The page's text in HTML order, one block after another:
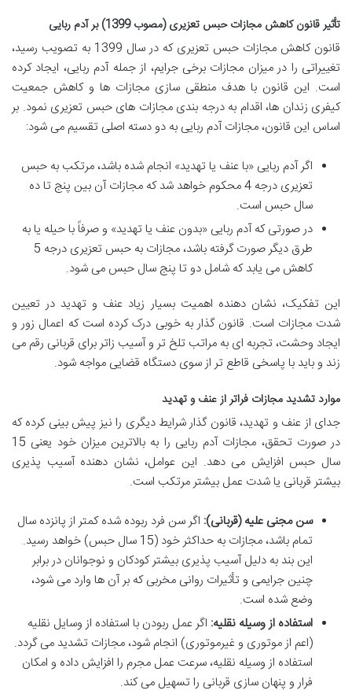
تأثیر قانون کاهش مجازات حبس تعزیری (مصوب 1399) بر آدم ربایی
قانون کاهش مجازات حبس تعزیری که در سال 1399 به تصویب رسید،
تغییراتی را در میزان مجازات برخی جرایم، از جمله آدم ربایی، ایجاد کرده
است. این قانون با هدف منطقی سازی مجازات ها و کاهش جمعیت
کیفری زندان ها، اقدام به درجه بندی مجازات های حبس تعزیری نمود. بر
اساس این قانون، مجازات آدم ربایی به دو دسته اصلی تقسیم می شود:
اگر آدم ربایی «با عنف یا تهدید» انجام شده باشد، مرتکب به حبس
تعزیری درجه 4 محکوم خواهد شد که مجازات آن بین پنج تا ده
سال حبس است.
در صورتی که آدم ربایی «بدون عنف یا تهدید» و صرفاً با حیله یا به
طرق دیگر صورت گرفته باشد، مجازات به حبس تعزیری درجه 5
کاهش می یابد که شامل دو تا پنج سال حبس می شود.
این تفکیک، نشان دهنده اهمیت بسیار زیاد عنف و تهدید در تعیین
شدت مجازات است. قانون گذار به خوبی درک کرده است که اعمال زور و
ایجاد وحشت، تجربه ای به مراتب تلخ تر و آسیب زاتر برای قربانی رقم می
زند و باید با پاسخی قاطع تر از سوی دستگاه قضایی مواجه شود.
موارد تشدید مجازات فراتر از عنف و تهدید
جدای از عنف و تهدید، قانون گذار شرایط دیگری را نیز پیش بینی کرده که
در صورت تحقق، مجازات آدم ربایی را به بالاترین میزان خود یعنی 15
سال حبس افزایش می دهد. این عوامل، نشان دهنده آسیب پذیری
بیشتر قربانی یا شدت عمل بیشتر مرتکب است.
سن مجنی علیه (قربانی): اگر سن فرد ربوده شده کمتر از پانزده سال
تمام باشد، مجازات به حداکثر خود (15 سال حبس) خواهد رسید.
این بند به دلیل آسیب پذیری بیشتر کودکان و نوجوانان در برابر
چنین جرایمی و تأثیرات روانی مخربی که بر آن ها وارد می شود،
وضع شده است.
استفاده از وسیله نقلیه: اگر عمل ربودن با استفاده از وسایل نقلیه
(اعم از موتوری و غیرموتوری) انجام شود، مجازات تشدید می گردد.
استفاده از وسیله نقلیه، سرعت عمل مجرم را افزایش داده و امکان
فرار و پنهان سازی قربانی را تسهیل می کند.